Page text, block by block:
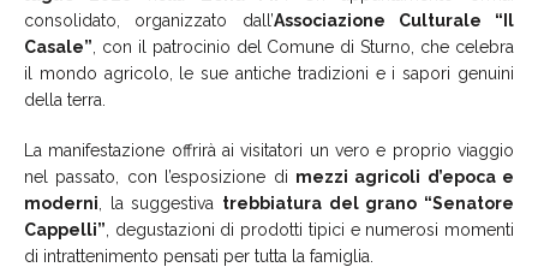
consolidato, organizzato dall’Associazione Culturale “Il
Casale” , con il patrocinio del Comune di Sturno, che celebra
il mondo agricolo, le sue antiche tradizioni e i sapori genuini
della terra.
La manifestazione offrirà ai visitatori un vero e proprio viaggio
nel passato, con l’esposizione di mezzi agricoli d’epoca e
moderni , la suggestiva trebbiatura del grano “Senatore
Cappelli” , degustazioni di prodotti tipici e numerosi momenti
di intrattenimento pensati per tutta la famiglia.